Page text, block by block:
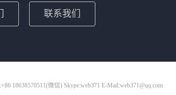
联系我们
18638570511(微信) Skype:web371 E-Mail:web371@qq.com